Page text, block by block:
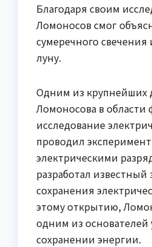
Благодаря своим
Ломоносов смог
сумеречного
луну.
Одним из крупнейших
Ломоносова в области
исследование
проводил
электрическими
разработал известный
сохранения
этому открытию,
одним из основателей
сохранении энергии.